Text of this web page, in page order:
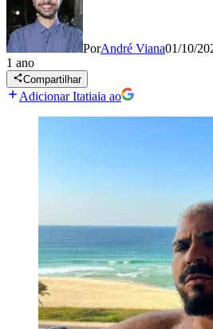
PorAndré Viana01/10/
1 ano
Compartilhar
Adicionar Itatiaia ao